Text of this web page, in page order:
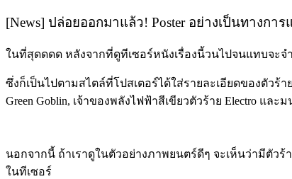
[News] ปล่อยออกมาแล้ว! Poster อย่างเป็นทางกา
ในที่สุดดดด หลังจากที่ดูทีเซอร์หนังเรื่องนี้วนไปจนแทบจะจ
ซึ่งก็เป็นไปตามสไตล์ที่โปสเตอร์ได้ใส่รายละเอียดของตัวร้
Green Goblin, เจ้าของพลังไฟฟ้าสีเขียวตัวร้าย Electro และ
นอกจากนี้ ถ้าเราดูในตัวอย่างภาพยนตร์ดีๆ จะเห็นว่ามีตัว
ในทีเซอร์